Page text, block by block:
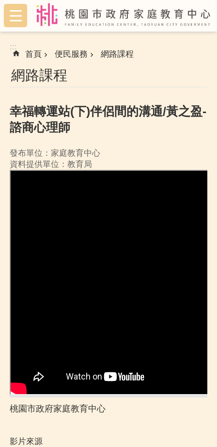
跳到主要內容區塊
:::
:::
首頁 便民服務 網路課程
網路課程
幸福轉運站(下)伴侶間的溝通/黃之盈-
諮商心理師
發布單位：家庭教育中心
資料提供單位：教育局
桃園市政府家庭教育中心
影片來源